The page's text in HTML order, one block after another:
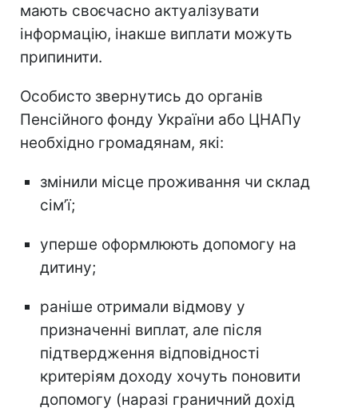
мають своєчасно актуалізувати
інформацію, інакше виплати можуть
припинити.
Особисто звернутись до органів
Пенсійного фонду України або ЦНАПу
необхідно громадянам, які:
змінили місце проживання чи склад
сімʼї;
уперше оформлюють допомогу на
дитину;
раніше отримали відмову у
призначенні виплат, але після
підтвердження відповідності
критеріям доходу хочуть поновити
допомогу (наразі граничний дохід